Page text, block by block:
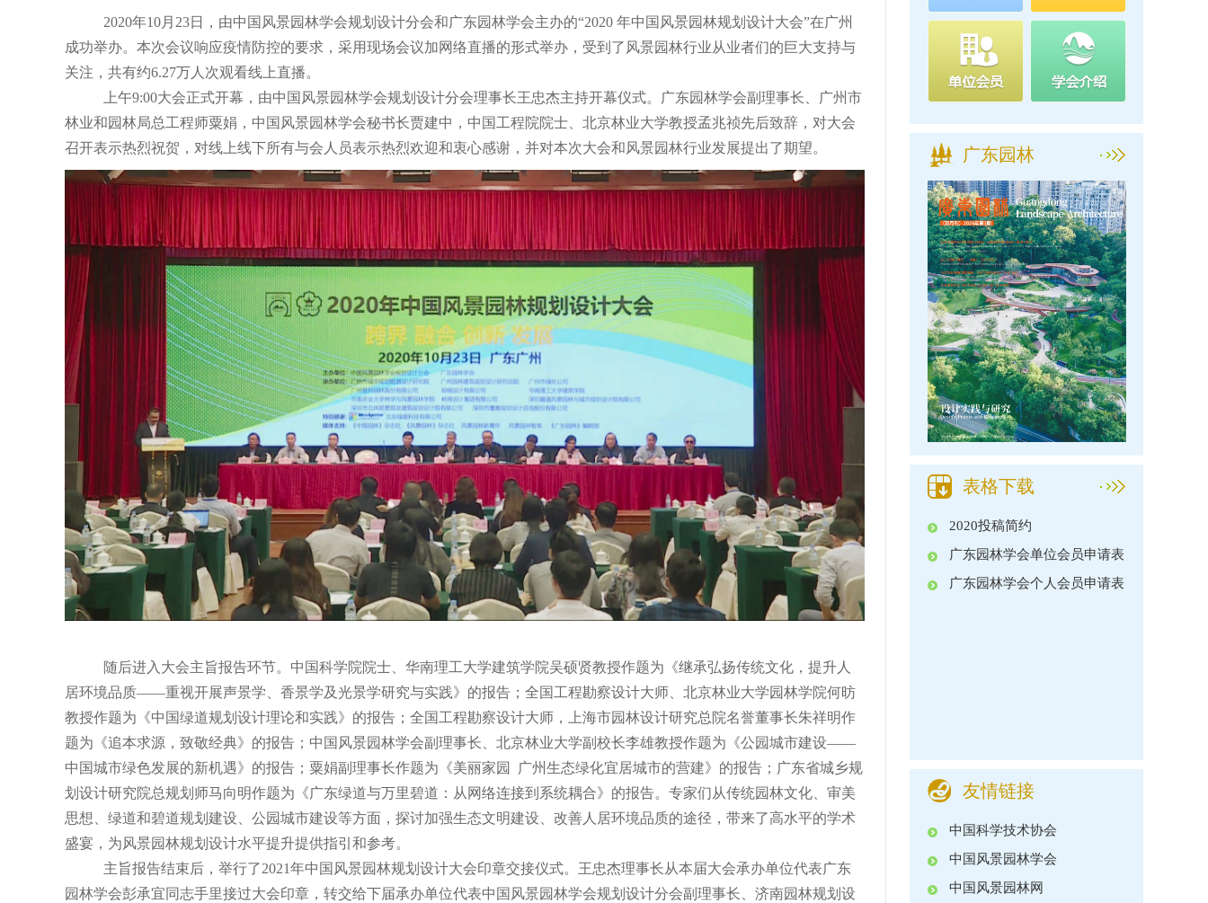
2020年10月 23日，由中国风景园林学会规划设计分会和广东园林学会主办的“2020 年中国风景园林规划设计大会”在广州
成功举办。本次会议响应疫情防控的要求，采用现场会议加网络直播的形式举办，受到了风景园林行业从业者们的巨大支持与
关注，共有约6.27万人次观看线上直播。
上午9:00大会正式开幕，由中国风景园林学会规划设计分会理事长王忠杰主持开幕仪式。广东园林学会副理事长、广州市
林业和园林局总工程师粟娟，中国风景园林学会秘书长贾建中，中国工程院院士、北京林业大学教授孟兆祯先后致辞，对大会
召开表示热烈祝贺，对线上线下所有与会人员表示热烈欢迎和衷心感谢，并对本次大会和风景园林行业发展提出了期望。
随后进入大会主旨报告环节。中国科学院院士、华南理工大学建筑学院吴硕贤教授作题为《继承弘扬传统文化，提升人
居环境品质——重视开展声景学、香景学及光景学研究与实践》的报告；全国工程勘察设计大师、北京林业大学园林学院何昉
教授作题为《中国绿道规划设计理论和实践》的报告；全国工程勘察设计大师，上海市园林设计研究总院名誉董事长朱祥明作
题为《追本求源，致敬经典》的报告；中国风景园林学会副理事长、北京林业大学副校长李雄教授作题为《公园城市建设——
中国城市绿色发展的新机遇》的报告；粟娟副理事长作题为《美丽家园 广州生态绿化宜居城市的营建》的报告；广东省城乡规
划设计研究院总规划师马向明作题为《广东绿道与万里碧道：从网络连接到系统耦合》的报告。专家们从传统园林文化、审美
思想、绿道和碧道规划建设、公园城市建设等方面，探讨加强生态文明建设、改善人居环境品质的途径，带来了高水平的学术
盛宴，为风景园林规划设计水平提升提供指引和参考。
主旨报告结束后，举行了2021年中国风景园林规划设计大会印章交接仪式。王忠杰理事长从本届大会承办单位代表广东
园林学会彭承宜同志手里接过大会印章，转交给下届承办单位代表中国风景园林学会规划设计分会副理事长、济南园林规划设
广东园林
表格下载
2020投稿简约
广东园林学会单位会员申请表
广东园林学会个人会员申请表
友情链接
中国科学技术协会
中国风景园林学会
中国风景园林网